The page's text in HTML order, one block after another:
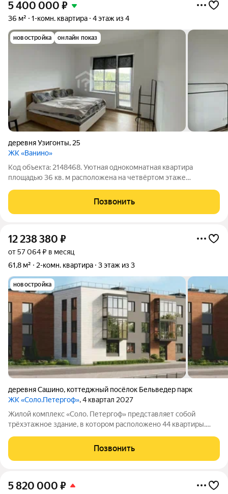
5 400 000 ₽
36 м² 1-комн. квартира 4 этаж из 4
новостройка онлайн показ
деревня Узигонты, 25
ЖК «Ванино»
Код объекта: 2148468. Уютная однокомнатная квартира
площадью 36 кв. м расположена на четвёртом этаже
году по технологии загородного строительства. Строили по
европейскому проекту. Крутая
Позвонить
12 238 380 ₽
от 57 064 ₽ в месяц
61,8 м²
2-комн. квартира 3 этаж из 3
новостройка
деревня Сашино, коттеджный посёлок Бельведер парк
ЖК «Соло.Петергоф», 4 квартал 2027
Жилой комплекс «Соло. Петергоф» представляет собой
трёхэтажное здание, в котором расположено 44 квартиры.
расположение вблизи Петергофа, а
Позвонить
5 820 000 ₽